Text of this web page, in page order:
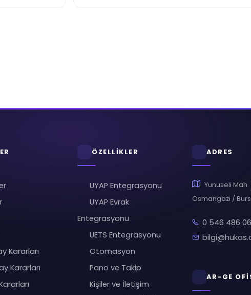
Kararları
Kararları
ÖZELLİKLER
UYAP Entegrasyonu
UYAP Evrak
Entegrasyonu
UETS Entegrasyonu
Otomasyon
Pano ve Takip
Kişiler ve İletişim
ADRES
Yunuseli Mah.
Osmangazi /
0 546 486
AR-GE